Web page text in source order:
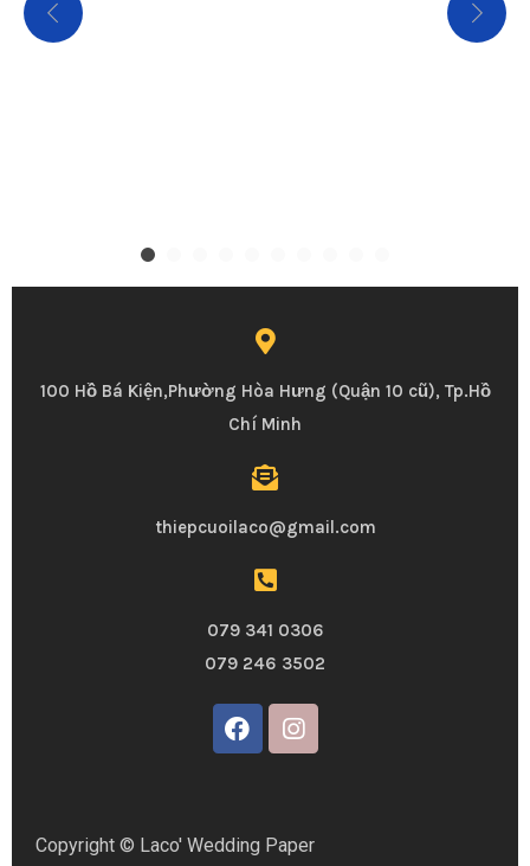
100 Hồ Bá Kiện,Phường Hòa Hưng (Quận 10 cũ), Tp.Hồ
Chí Minh
thiepcuoilaco@gmail.com
079 341 0306
079 246 3502
Copyright © Laco' Wedding Paper